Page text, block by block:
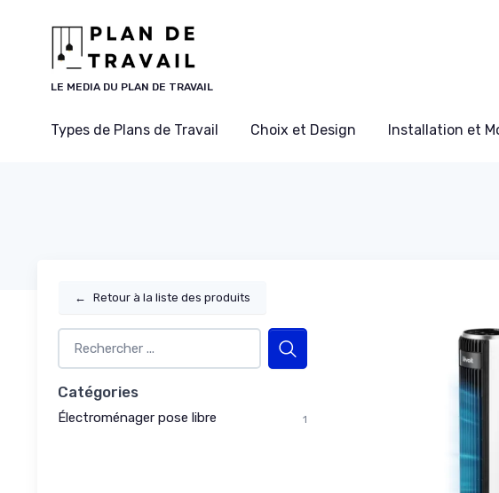
LE MEDIA DU PLAN DE TRAVAIL
Types de Plans de Travail Choix et Design Installation et
← Retour à la liste des produits
Catégories
Électroménager pose libre 1